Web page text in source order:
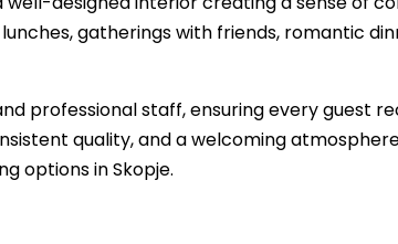
gatherings with friends, romantic
professional staff, ensuring every guest
quality, and a welcoming
options in Skopje.